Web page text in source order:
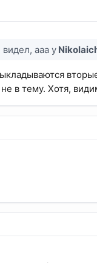
видел, ааа у
в тему. Хотя,